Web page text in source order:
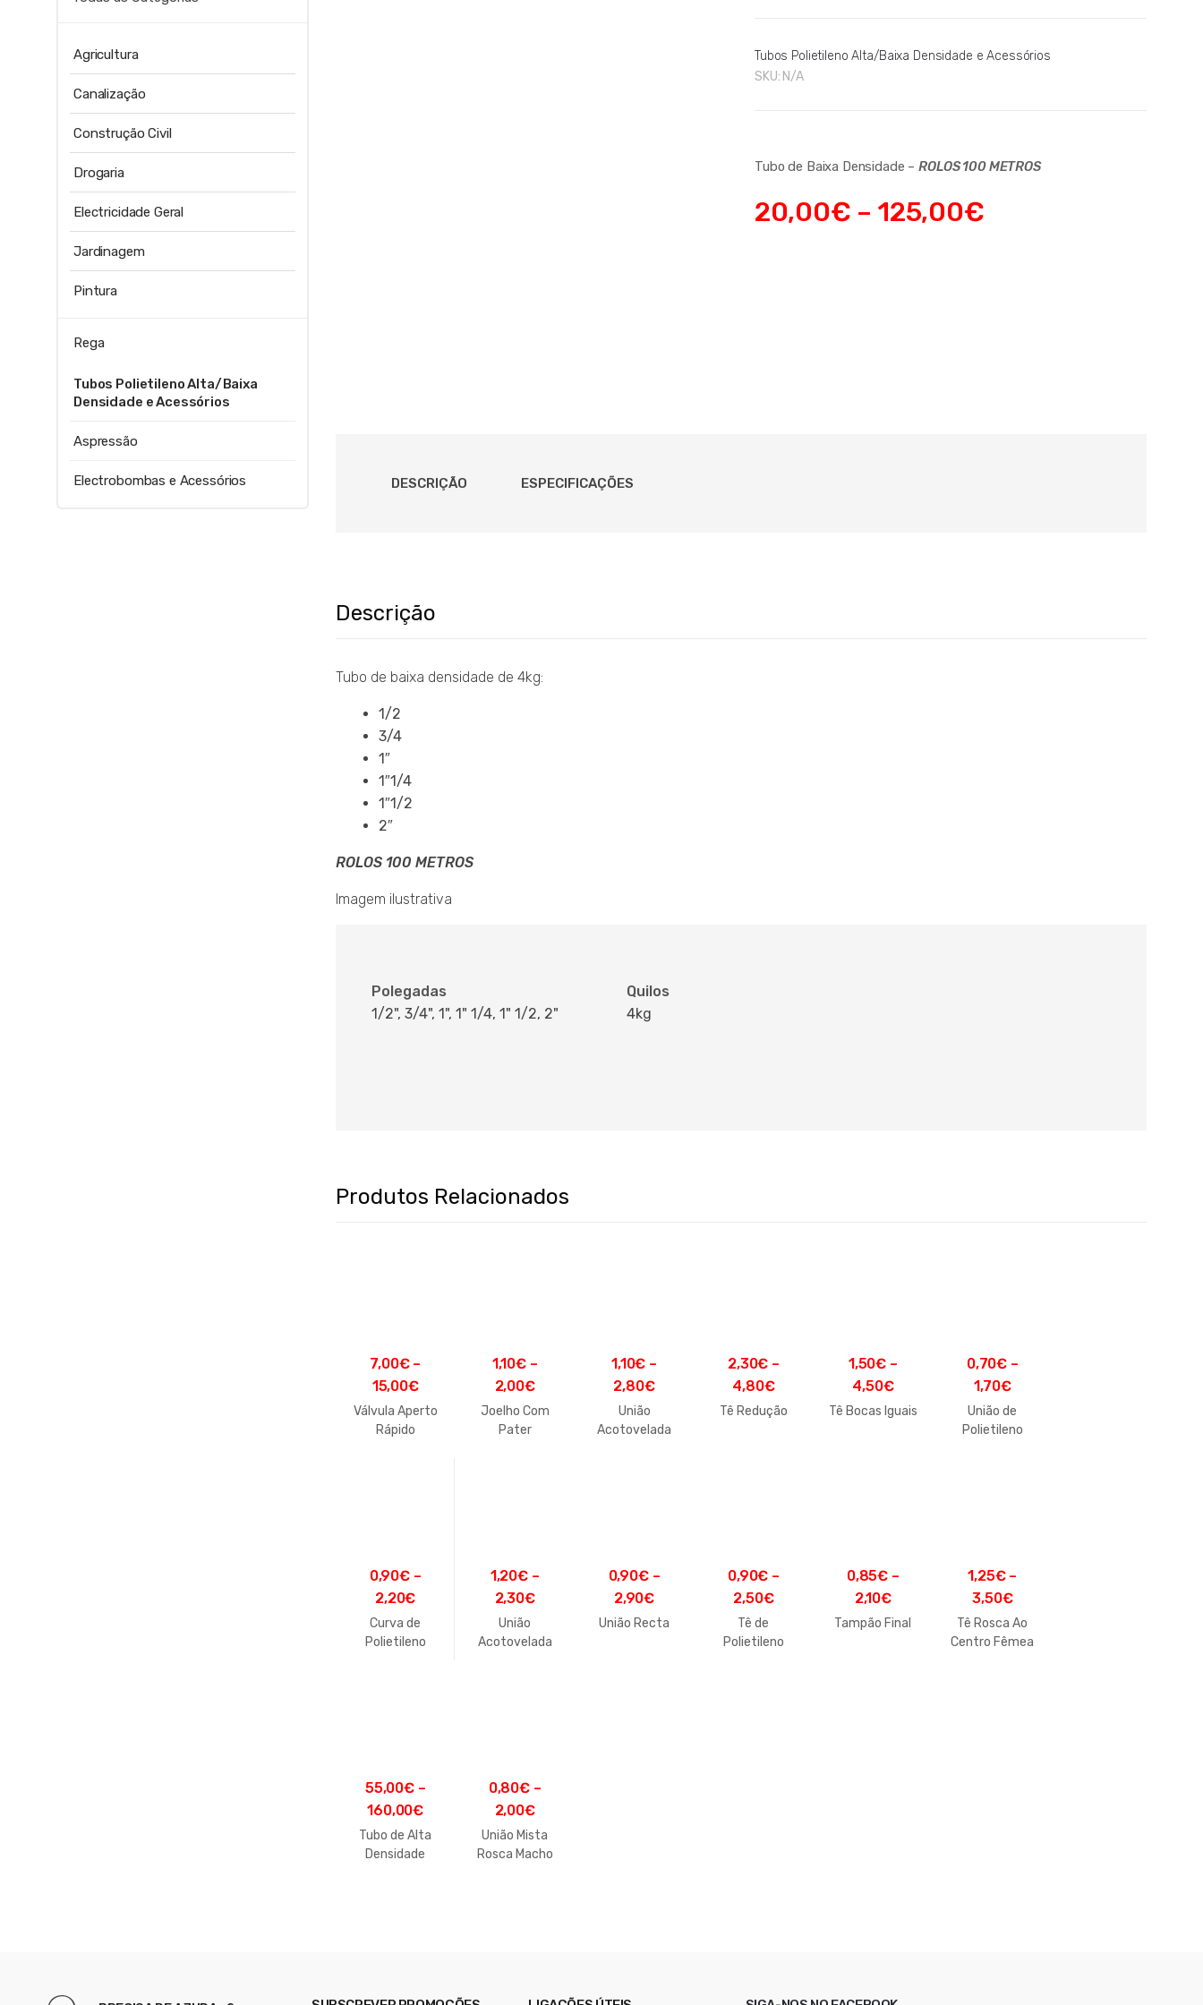
Tubos Polietileno Alta/Baixa Densidade e Acessórios
SKU: N/A
Tubo de Baixa Densidade –ROLOS 100 METROS
20,00€ – 125,00€
DESCRIÇÃO ESPECIFICAÇÕES
Descrição
Tubo de baixa densidade de 4kg:
1/2
3/4
1″
1″1/4
1″1/2
2″
ROLOS 100 METROS
Imagem ilustrativa
Polegadas
1/2", 3/4", 1", 1" 1/4, 1" 1/2, 2"
Quilos
4kg
Produtos Relacionados
7,00€–
15,00€
Válvula Aperto
Rápido
1,10€–
2,00€
Joelho Com
Pater
1,10€ –
2,80€
União
Acotovelada
2,30€ –
4,80€
Tê Redução
1,50€ –
4,50€
Tê Bocas Iguais
0,70€ –
1,70€
União de
Polietileno
0,90€–
2,20€
Curva de
Polietileno
1,20€–
2,30€
União
Acotovelada
0,90€–
2,90€
União Recta
0,90€ –
2,50€
Tê de
Polietileno
0,85€ –
2,10€
Tampão Final
1,25€–
3,50€
Tê Rosca Ao
Centro Fêmea
55,00€–
160,00€
Tubo de Alta
Densidade
0,80€–
2,00€
União Mista
Rosca Macho
Agricultura
Canalização
Construção Civil
Drogaria
Electricidade Geral
Jardinagem
Pintura
Rega
Tubos Polietileno Alta/Baixa
Densidade e Acessórios
Aspressão
Electrobombas e Acessórios